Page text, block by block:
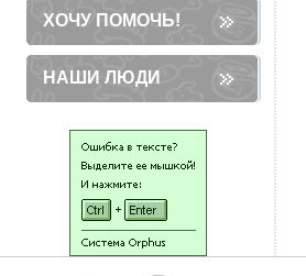
ХОЧУ ПОМОЧЬ!
НАШИ ЛЮДИ